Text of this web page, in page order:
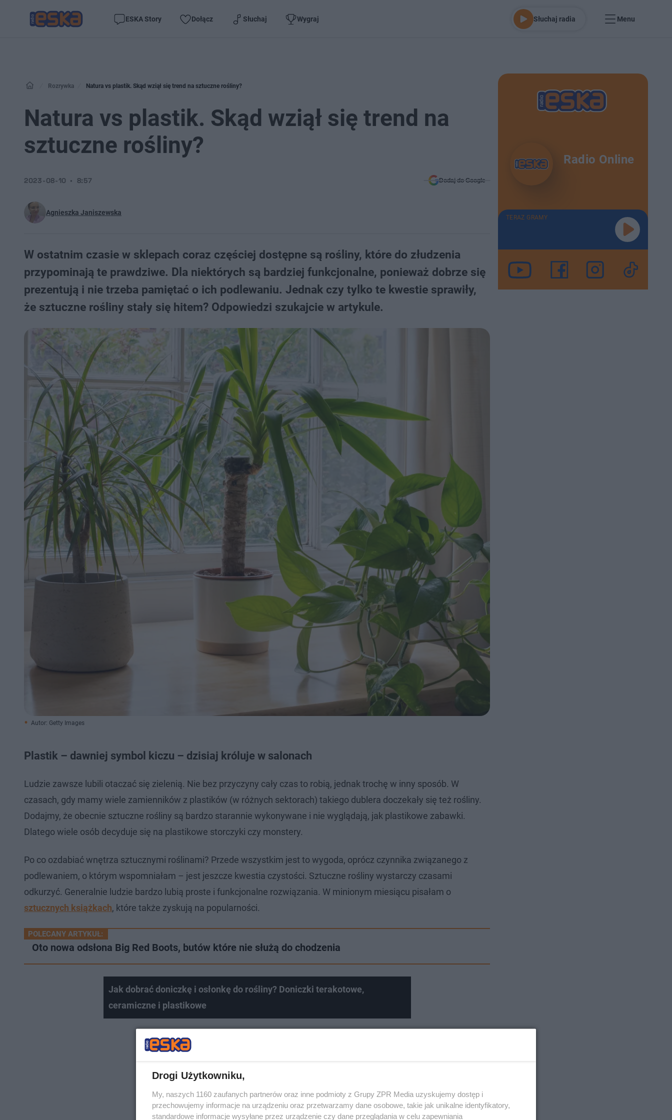
ESKA Story Dołącz Słuchaj Wygraj Słuchaj radia Menu
Rozrywka Natura vs plastik. Skąd wziął się trend na sztuczne rośliny?
Natura vs plastik. Skąd wziął się trend na
sztuczne rośliny?
Agnieszka Janiszewska
2023-08-10 8:57 Dodaj do Google
W ostatnim czasie w sklepach coraz częściej dostępne są rośliny, które do złudzenia
przypominają te prawdziwe. Dla niektórych są bardziej funkcjonalne, ponieważ dobrze się
prezentują i nie trzeba pamiętać o ich podlewaniu. Jednak czy tylko te kwestie sprawiły,
że sztuczne rośliny stały się hitem? Odpowiedzi szukajcie w artykule.
Autor: Getty Images
Plastik – dawniej symbol kiczu – dzisiaj króluje w salonach
Ludzie zawsze lubili otaczać się zielenią. Nie bez przyczyny cały czas to robią, jednak trochę w inny sposób. W
czasach, gdy mamy wiele zamienników z plastików (w różnych sektorach) takiego dublera doczekały się też rośliny.
Dodajmy, że obecnie sztuczne rośliny są bardzo starannie wykonywane i nie wyglądają, jak plastikowe zabawki.
Dlatego wiele osób decyduje się na plastikowe storczyki czy monstery.
Po co ozdabiać wnętrza sztucznymi roślinami? Przede wszystkim jest to wygoda, oprócz czynnika związanego z
podlewaniem, o którym wspomniałam – jest jeszcze kwestia czystości. Sztuczne rośliny wystarczy czasami
odkurzyć. Generalnie ludzie bardzo lubią proste i funkcjonalne rozwiązania. W minionym miesiącu pisałam o
sztucznych książkach, które także zyskują na popularności.
POLECANY ARTYKUŁ:
Oto nowa odsłona Big Red Boots, butów które nie służą do chodzenia
Jak dobrać doniczkę i osłonkę do rośliny? Doniczki terakotowe,
ceramiczne i plastikowe
Radio Online
TERAZ GRAMY
Drogi Użytkowniku,
My, naszych 1160 zaufanych partnerów oraz inne podmioty z Grupy ZPR Media uzyskujemy dostęp i
przechowujemy informacje na urządzeniu oraz przetwarzamy dane osobowe, takie jak unikalne identyfikatory,
standardowe informacje wysyłane przez urządzenie czy dane przeglądania w celu zapewniania